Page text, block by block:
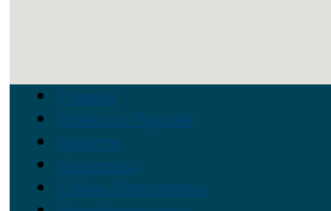
Главная
Война на Украине
Новости
Аналитика
Тайны Геополитики